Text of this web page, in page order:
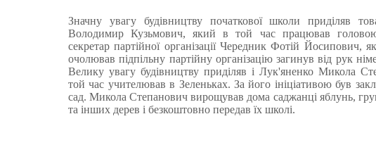
Значну увагу будівництву початкової школи приділяв
Володимир Кузьмович, який в той час працював головою
секретар партійної організації Чередник Фотій Йосипович,
очолював підпільну партійну організацію загинув від рук
Велику увагу будівництву приділяв і Лук'яненко Микола
той час учителював в Зеленьках. За його ініціативою був
сад. Микола Степанович вирощував дома саджанці яблунь,
та інших дерев і безкоштовно передав їх школі.